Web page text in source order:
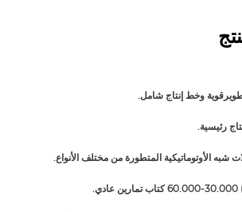
وخط إنتاج شامل.
شبه الأوتوماتيكية المتطورة من مختلف الأنواع.